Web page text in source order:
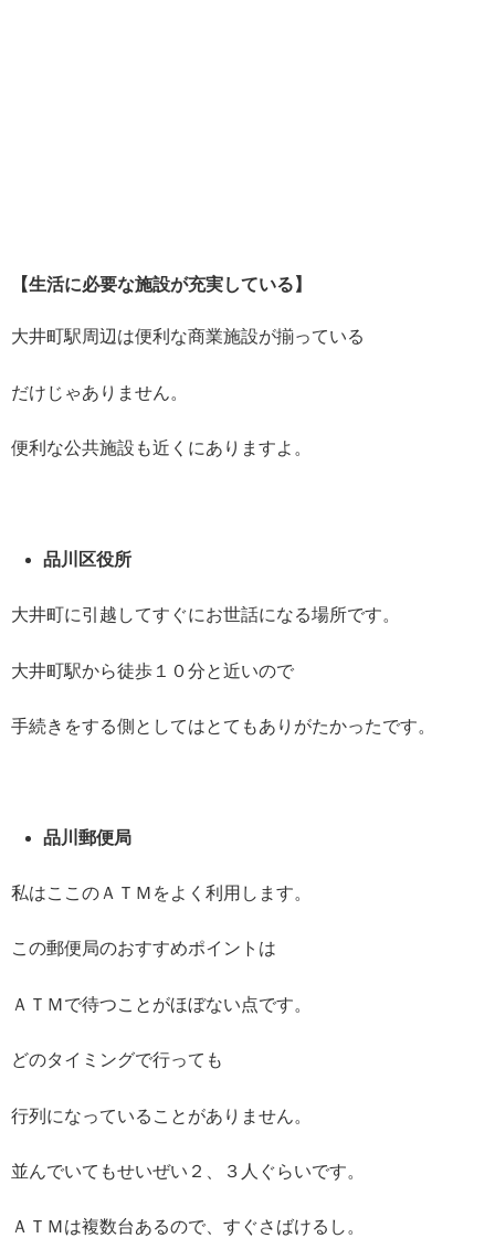
【生活に必要な施設が充実している】
大井町駅周辺は便利な商業施設が揃っている
だけじゃありません。
便利な公共施設も近くにありますよ。
品川区役所
大井町に引越してすぐにお世話になる場所です。
大井町駅から徒歩１０分と近いので
手続きをする側としてはとてもありがたかったです。
品川郵便局
私はここのＡＴＭをよく利用します。
この郵便局のおすすめポイントは
ＡＴＭで待つことがほぼない点です。
どのタイミングで行っても
行列になっていることがありません。
並んでいてもせいぜい２、３人ぐらいです。
ＡＴＭは複数台あるので、すぐさばけるし。